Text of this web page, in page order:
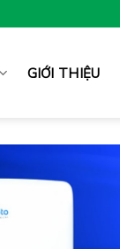
GIỚI THIỆU